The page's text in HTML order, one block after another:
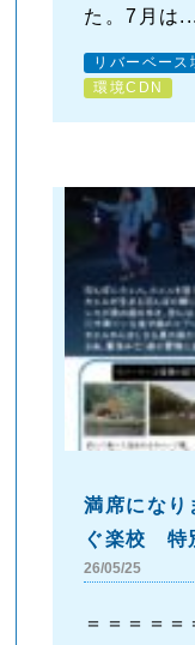
た。7月は...
リバーベース
環境CDN
満席になり
ぐ楽校 特
26/05/25
＝＝＝＝＝